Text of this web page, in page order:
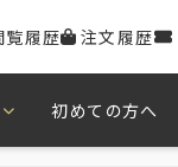
覧履歴 注文履歴
初めての方へ